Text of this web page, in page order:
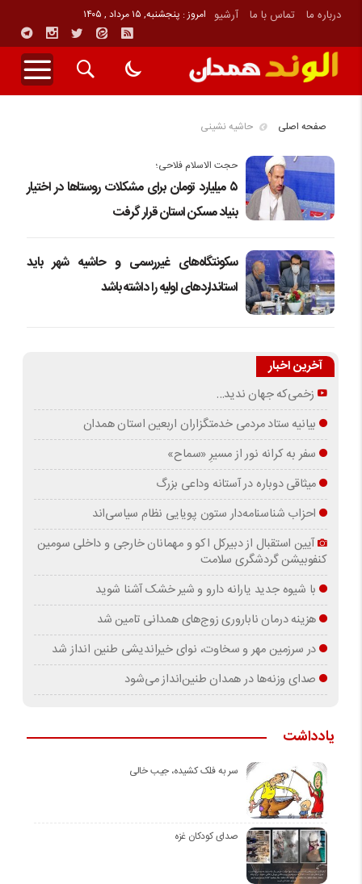
درباره ما تماس با ما آرشیو امروز : پنجشنبه, ۱۵ مرداد , ۱۴۰۵
صفحه اصلی حاشیه نشینی
حجت الاسلام فلاحی؛
٥ میلیارد تومان برای مشکلات روستاها در اختیار
بنیاد مسکن استان قرار گرفت
سکونتگاه‌های غیررسمی و حاشیه شهر باید
استانداردهای اولیه را داشته باشد
آخرین اخبار
زخمی‌که جهان ندید…
بیانیه ستاد مردمی خدمتگزاران اربعین استان همدان
سفر به کرانه‌ نور از مسیرِ «سماح»
میثاقی دوباره در آستانه‌ وداعی بزرگ
احزاب شناسنامه‌دار ستون پویایی نظام سیاسی‌اند
آیین استقبال از دبیرکل اکو و مهمانان خارجی و داخلی سومین
کنفوبیشن گردشگری سلامت
با شیوه جدید یارانه دارو و شیر خشک آشنا شوید
هزینه درمان ناباروری زوج‌های همدانی تامین شد
در سرزمین مهر و سخاوت، نوای خیراندیشی طنین انداز شد
صدای وزنه‌ها در همدان طنین‌انداز می‌شود
یادداشت
سر به فلک کشیده، جیب خالی
صدای کودکان غزه